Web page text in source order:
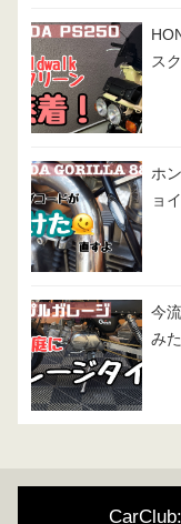
ス
ホ
ョ
今
み